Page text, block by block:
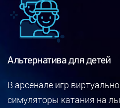
Альтернатива для детей
В арсенале игр
симуляторы катания на